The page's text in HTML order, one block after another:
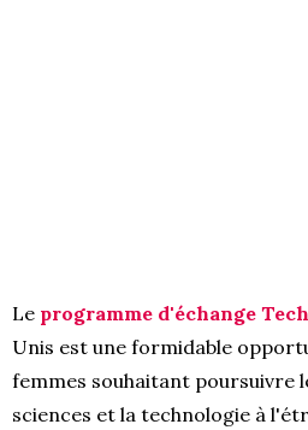
Le programme d'échange
Unis est une formidable
femmes souhaitant poursuivre
sciences et la technologie à